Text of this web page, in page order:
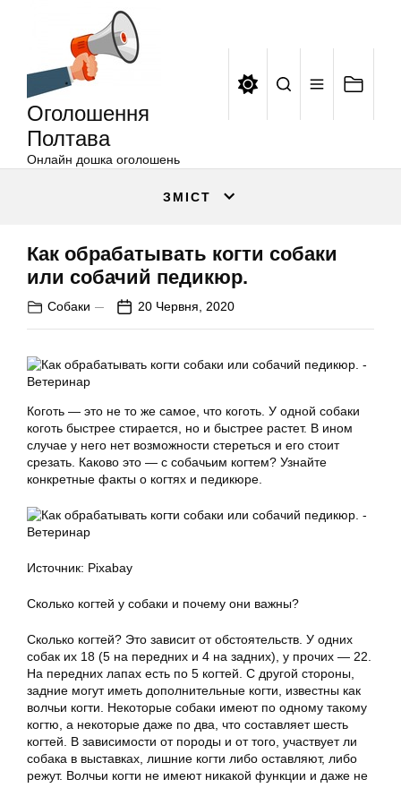
Оголошення
Полтава
Онлайн дошка оголошень
ЗМІСТ
Как обрабатывать когти собаки
или собачий педикюр.
Собаки 20 Червня, 2020
Коготь — это не то же самое, что коготь. У одной собаки
коготь быстрее стирается, но и быстрее растет. В ином
случае у него нет возможности стереться и его стоит
срезать. Каково это — с собачьим когтем? Узнайте
конкретные факты о когтях и педикюре.
Источник: Pixabay
Сколько когтей у собаки и почему они важны?
Сколько когтей? Это зависит от обстоятельств. У одних
собак их 18 (5 на передних и 4 на задних), у прочих — 22.
На передних лапах есть по 5 когтей. С другой стороны,
задние могут иметь дополнительные когти, известны как
волчьи когти. Некоторые собаки имеют по одному такому
когтю, а некоторые даже по два, что составляет шесть
когтей. В зависимости от породы и от того, участвует ли
собака в выставках, лишние когти либо оставляют, либо
режут. Волчьи когти не имеют никакой функции и даже не